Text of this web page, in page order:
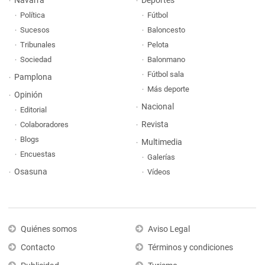
Política
Sucesos
Tribunales
Sociedad
Pamplona
Opinión
Editorial
Colaboradores
Blogs
Encuestas
Osasuna
Fútbol
Baloncesto
Pelota
Balonmano
Fútbol sala
Más deporte
Nacional
Revista
Multimedia
Galerías
Vídeos
Quiénes somos
Contacto
Aviso Legal
Términos y condiciones